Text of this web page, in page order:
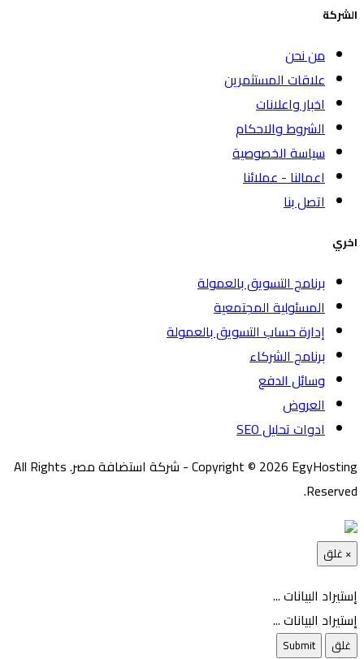
الشركة
من نحن
علاقات المستثمرين
اخبار واعلانات
الشروط والاحكام
سياسة الخصوصية
اعمالنا - عملائنا
اتصل بنا
اخري
برنامج التسويق بالعمولة
المسئولية المجتمعية
إدارة حساب التسويق بالعمولة
برنامج الشركاء
وسائل الدفع
العروض
ادوات تحليل SEO
Copyright © 2026 EgyHosting - شركة استضافة مصر. All Rights
Reserved.
× غلق
إستيراد البيانات ...
إستيراد البيانات ...
غلق
Submit